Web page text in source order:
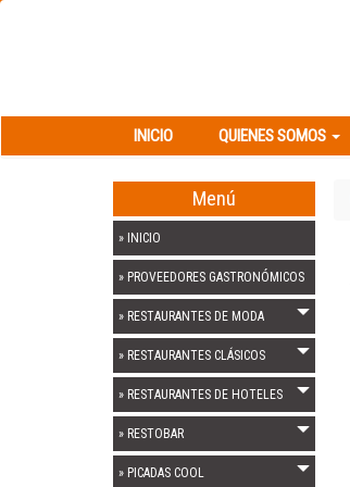
INICIO QUIENES SOMOS
Menú
» INICIO
» PROVEEDORES GASTRONÓMICOS
» RESTAURANTES DE MODA
» RESTAURANTES CLÁSICOS
» RESTAURANTES DE HOTELES
» RESTOBAR
» PICADAS COOL